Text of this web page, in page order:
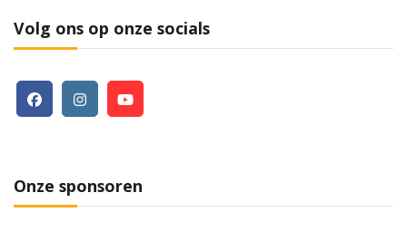
Volg ons op onze socials
Onze sponsoren